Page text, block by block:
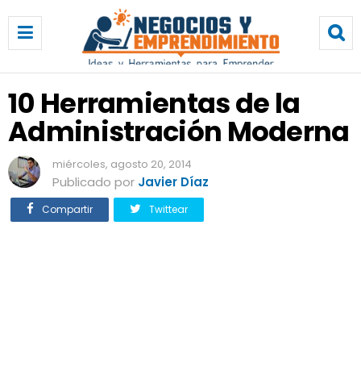
H
e
r
a
m
i
e
n
t
10 Herramientas de la
Administración Moderna
miércoles, agosto 20, 2014
Publicado por Javier Díaz
Compartir Twittear